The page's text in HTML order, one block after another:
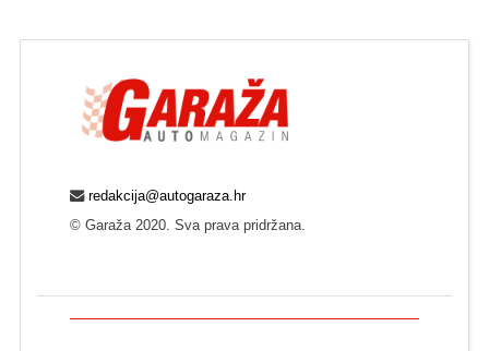
redakcija@autogaraza.hr
© Garaža 2020. Sva prava pridržana.